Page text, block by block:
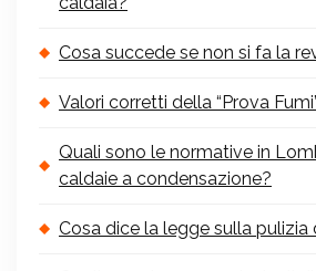
Cosa succede se non si fa la
Valori corretti della “Prova
Quali sono le normative in
caldaie a condensazione?
Cosa dice la legge sulla pulizia